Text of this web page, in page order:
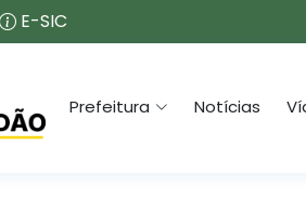
E-SIC
Prefeitura Notícias